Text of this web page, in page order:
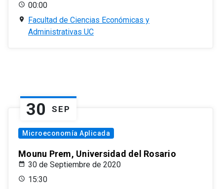
00:00
Facultad de Ciencias Económicas y
Administrativas UC
30 SEP
Microeconomía Aplicada
Mounu Prem, Universidad del Rosario
30 de Septiembre de 2020
15:30